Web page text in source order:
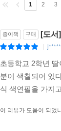
1 2 3
종이책 구매 [도
초등학교 2학년
분이 색칠되어 있
식 색연필을 가지
이 리뷰가 도움이 되었